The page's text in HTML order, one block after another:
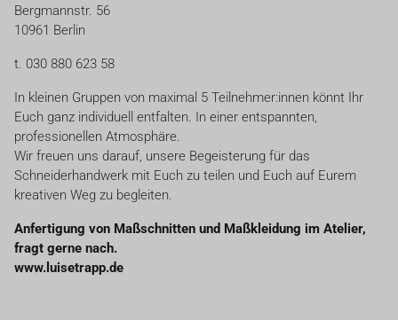
Bergmannstr. 56
10961 Berlin
t. 030 880 623 58
In kleinen Gruppen von maximal 5 Teilnehmer:innen könnt Ihr
Euch ganz individuell entfalten. In einer entspannten,
professionellen Atmosphäre.
Wir freuen uns darauf, unsere Begeisterung für das
Schneiderhandwerk mit Euch zu teilen und Euch auf Eurem
kreativen Weg zu begleiten.
Anfertigung von Maßschnitten und Maßkleidung im Atelier,
fragt gerne nach.
www.luisetrapp.de